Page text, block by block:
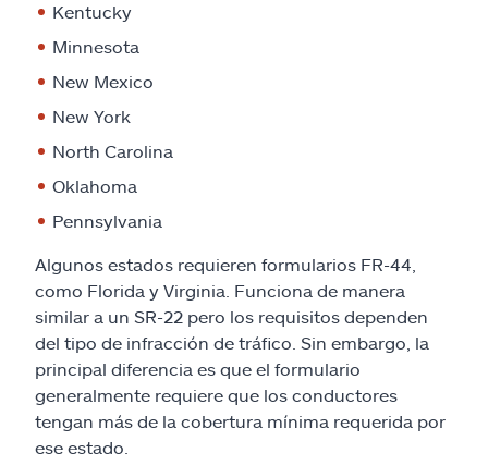
Kentucky
Minnesota
New Mexico
New York
North Carolina
Oklahoma
Pennsylvania
Algunos estados requieren formularios FR-44,
como Florida y Virginia. Funciona de manera
similar a un SR-22 pero los requisitos dependen
del tipo de infracción de tráfico. Sin embargo, la
principal diferencia es que el formulario
generalmente requiere que los conductores
tengan más de la cobertura mínima requerida por
ese estado.